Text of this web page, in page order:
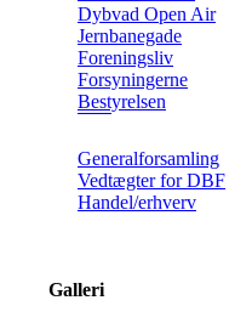
Dybvad Open Air
Jernbanegade
Foreningsliv
Forsyningerne
Bestyrelsen
Generalforsamling
Vedtægter for DBF
Handel/erhverv
Galleri